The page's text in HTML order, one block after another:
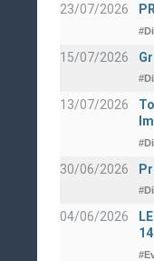
23/07/2026
15/07/2026
13/07/2026
30/06/2026
04/06/2026